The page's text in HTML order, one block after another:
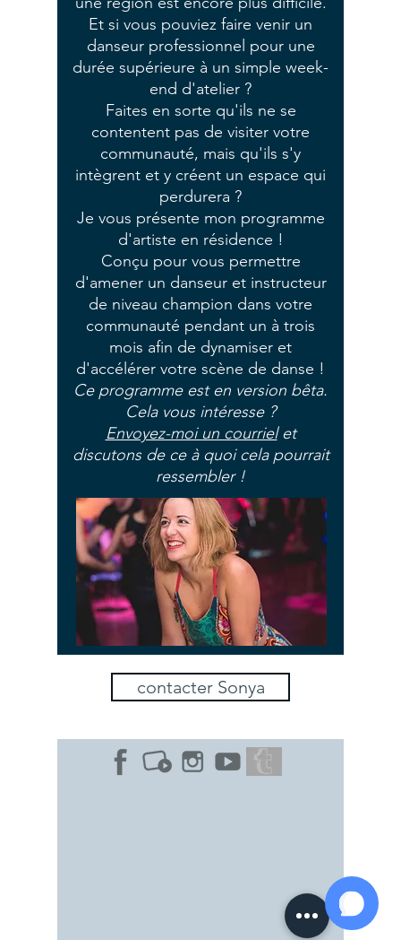
Et si vous pouviez faire venir un
danseur professionnel pour une
durée supérieure à un simple week-
end d'atelier ?
Faites en sorte qu'ils ne se
contentent pas de visiter votre
communauté, mais qu'ils s'y
intègrent et y créent un espace qui
perdurera ?
Je vous présente mon programme
d'artiste en résidence !
Conçu pour vous permettre
d'amener un danseur et instructeur
de niveau champion dans votre
communauté pendant un à trois
mois afin de dynamiser et
d'accélérer votre scène de danse !
Ce programme est en version bêta.
Cela vous intéresse ?
Envoyez-moi un courrielet
discutons de ce à quoi cela pourrait
ressembler !
contacter Sonya